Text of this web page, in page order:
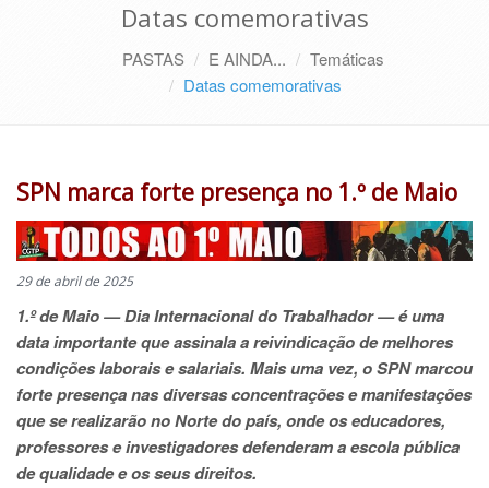
Datas comemorativas
PASTAS E AINDA...
Temáticas
Datas comemorativas
SPN marca forte presença no 1.º de Maio
29 de abril de 2025
1.º de Maio—Dia Internacional do Trabalhador— é uma
data importante que assinala a reivindicação de melhores
condições laborais e salariais. Mais uma vez, o SPN marcou
forte presença nas diversas concentrações e manifestações
que se realizarão no Norte do país, onde os educadores,
professores e investigadores defenderam a escola pública
de qualidade e os seus direitos.